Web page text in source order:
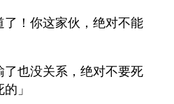
了！你这家伙，绝对不能
了也没关系，绝对不要死
」